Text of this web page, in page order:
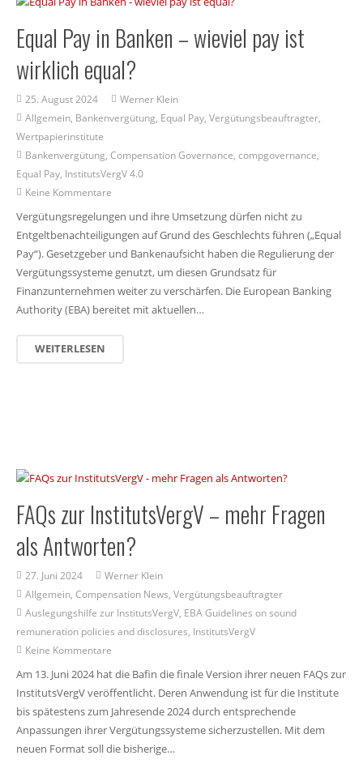
Equal Pay in Banken – wieviel pay ist
wirklich equal?
25. August 2024
Werner Klein
Allgemein Bankenvergütung Equal Pay ,Vergütungsbeauftragter
Wertpapierinstitute
Bankenvergütung ,Compensation Governance ,compgovernance
Equal Pay, InstitutsVergV 4.0
Keine Kommentare
Vergütungsregelungen und ihre Umsetzung dürfen nicht zu
Entgeltbenachteiligungen auf Grund des Geschlechts führen („Equal
Pay“). Gesetzgeber und Bankenaufsicht haben die Regulierung der
Vergütungssysteme genutzt, um diesen Grundsatz für
Finanzunternehmen weiter zu verschärfen. Die European Banking
Authority (EBA) bereitet mit aktuellen…
WEITERLESEN
FAQs zur InstitutsVergV – mehr Fragen
als Antworten?
27. Juni 2024
Werner Klein
Allgemein,Compensation News,Vergütungsbeauftragter
Auslegungshilfe zur InstitutsVergV, EBA Guidelines on sound
remuneration policies and disclosures, InstitutsVergV
Keine Kommentare
Am 13. Juni 2024 hat die Bafin die finale Version ihrer neuen FAQs zur
InstitutsVergV veröffentlicht. Deren Anwendung ist für die Institute
bis spätestens zum Jahresende 2024 durch entsprechende
Anpassungen ihrer Vergütungssysteme sicherzustellen. Mit dem
neuen Format soll die bisherige…